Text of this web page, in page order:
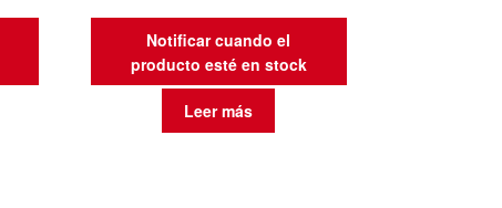
Notificar cuando el
producto esté en stock
Leer más